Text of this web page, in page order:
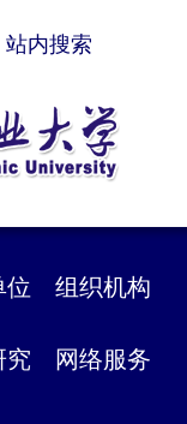
站内搜索
位 组织机构
究 网络服务